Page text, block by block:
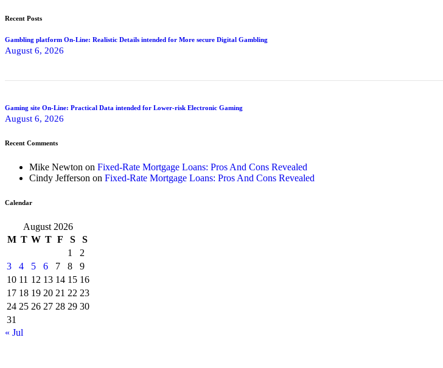
Recent Posts
Gambling platform On-Line: Realistic Details intended for More secure Digital Gambling
August 6, 2026
Gaming site On-Line: Practical Data intended for Lower-risk Electronic Gaming
August 6, 2026
Recent Comments
Mike Newton on Fixed-Rate Mortgage Loans: Pros And Cons Revealed
Cindy Jefferson on Fixed-Rate Mortgage Loans: Pros And Cons Revealed
Calendar
August 2026
M T W T F S
S
1
2
3
4 5 6 7 8
9
10 11 12 13 14 15 16
17 18 19 20 21 22 23
24 25 26 27 28 29 30
31
« Jul